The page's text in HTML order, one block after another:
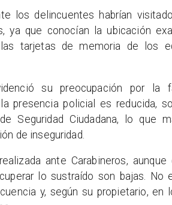
los delincuentes habrían
ya que conocían la ubicación
las tarjetas de memoria de los
su preocupación por
presencia policial es reducida,
Seguridad Ciudadana, lo que
de inseguridad.
ante Carabineros,
lo sustraído son bajas.
y, según su propietario,